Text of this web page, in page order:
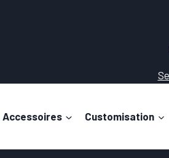
Accessoires Customisation